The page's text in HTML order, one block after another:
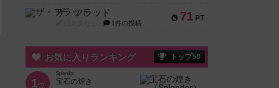
71 PT
ザ・フラッド
1件の投稿
お気に入りランキング トップ50
1位
Splendor
宝石の煌き